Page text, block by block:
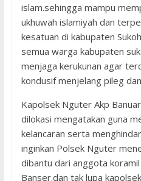
islam.sehingga mampu
ukhuwah islamiyah dan
kesatuan di kabupaten
semua warga kabupaten
menjaga kerukunan agar
kondusif menjelang pileg
Kapolsek Nguter Akp
dilokasi mengatakan guna
kelancaran serta
inginkan Polsek Nguter
dibantu dari anggota
Banser.dan tak lupa